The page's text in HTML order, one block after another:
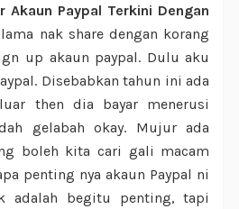
Akaun Paypal Terkini Dengan
nak share dengan korang
up akaun paypal. Dulu aku
Disebabkan tahun ini ada
then dia bayar menerusi
gelabah okay. Mujur ada
boleh kita cari gali macam
penting nya akaun Paypal ni
adalah begitu penting, tapi